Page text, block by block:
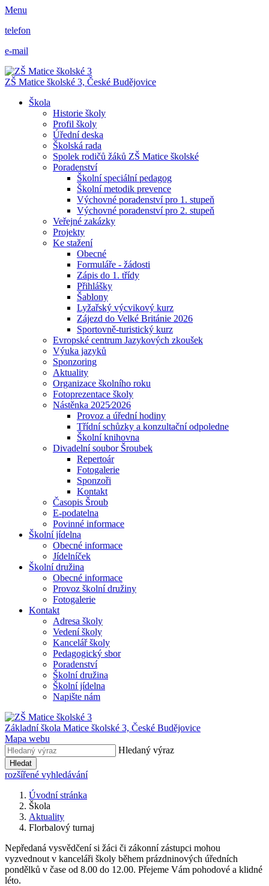
Menu
telefon
e-mail
ZŠ Matice školské 3, České Budějovice
Škola
Historie školy
Profil školy
Úřední deska
Školská rada
Spolek rodičů žáků ZŠ Matice školské
Poradenství
Školní speciální pedagog
Školní metodik prevence
Výchovné poradenství pro 1. stupeň
Výchovné poradenství pro 2. stupeň
Veřejné zakázky
Projekty
Ke stažení
Obecné
Formuláře - žádosti
Zápis do 1. třídy
Přihlášky
Šablony
Lyžařský výcvikový kurz
Zájezd do Velké Británie 2026
Sportovně-turistický kurz
Evropské centrum Jazykových zkoušek
Výuka jazyků
Sponzoring
Aktuality
Organizace školního roku
Fotoprezentace školy
Nástěnka 2025⁄2026
Provoz a úřední hodiny
Třídní schůzky a konzultační odpoledne
Školní knihovna
Divadelní soubor Šroubek
Repertoár
Fotogalerie
Sponzoři
Kontakt
Časopis Šroub
E-podatelna
Povinné informace
Školní jídelna
Obecné informace
Jídelníček
Školní družina
Obecné informace
Provoz školní družiny
Fotogalerie
Kontakt
Adresa školy
Vedení školy
Kancelář školy
Pedagogický sbor
Poradenství
Školní družina
Školní jídelna
Napište nám
Základní škola Matice školské 3, České Budějovice
Mapa webu
Hledaný výraz
Hledat
rozšířené vyhledávání
Úvodní stránka
Škola
Aktuality
Florbalový turnaj
Nepředaná vysvědčení si žáci či zákonní zástupci mohou
vyzvednout v kanceláři školy během prázdninových úředních
pondělků v čase od 8.00 do 12.00. Přejeme Vám pohodové a klidné
léto.